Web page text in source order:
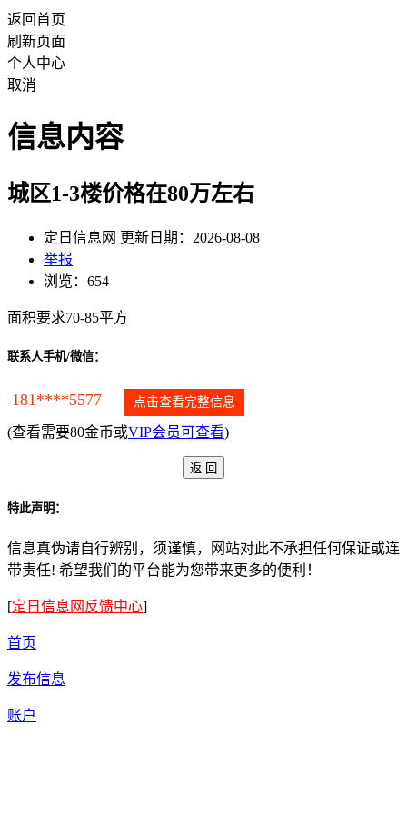
返回首页
刷新页面
个人中心
取消
信息内容
城区1-3楼价格在80万左右
定日信息网 更新日期：2026-08-08
举报
浏览：654
面积要求70-85平方
联系人手机/微信：
181****5577 点击查看完整信息
(查看需要80金币或VIP会员可查看)
特此声明：
信息真伪请自行辨别，须谨慎，网站对此不承担任何保证或连
带责任! 希望我们的平台能为您带来更多的便利！
[定日信息网反馈中心]
首页
发布信息
账户